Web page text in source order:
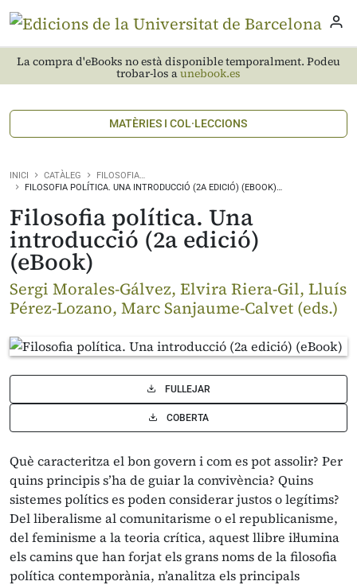
La compra d'eBooks no està disponible temporalment. Podeu
trobar-los aunebook.es
MATÈRIES I COL·LECCIONS
INICI CATÀLEG
FILOSOFIA…
FILOSOFIA POLÍTICA. UNA INTRODUCCIÓ (2A EDICIÓ) (EBOOK)…
Filosofia política. Una
introducció (2a edició)
(eBook)
Sergi Morales-Gálvez, Elvira Riera-Gil, Lluís
Pérez-Lozano, Marc Sanjaume-Calvet (eds.)
FULLEJAR
COBERTA
Què caracteritza el bon govern i com es pot assolir? Per
quins principis s’ha de guiar la convivència? Quins
sistemes polítics es poden considerar justos o legítims?
Del liberalisme al comunitarisme o el republicanisme,
del feminisme a la teoria crítica, aquest llibre il·lumina
els camins que han forjat els grans noms de la filosofia
política contemporània, n’analitza els principals